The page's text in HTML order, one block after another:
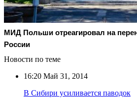
МИД Польши отреагировал на
России
Новости по теме
16:20 Май 31, 2014
В Сибири усиливается паводок